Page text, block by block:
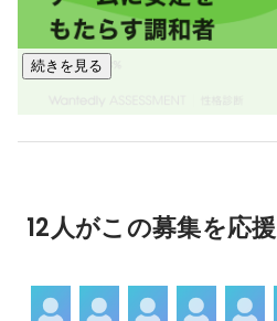
≪SI事業≫
お客様のIT基盤強化とビジネス成
事業です。
（システム開発の上流～下流）
続きを見る
12人がこの募集を応